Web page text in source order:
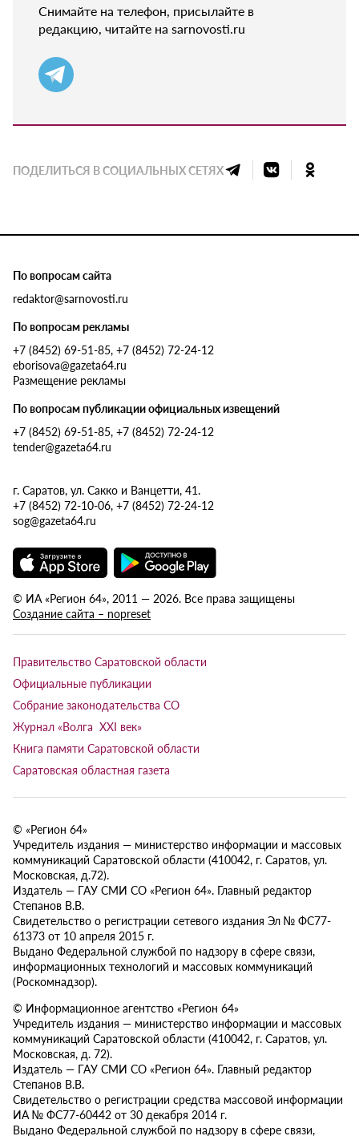
Снимайте на телефон, присылайте в
редакцию, читайте на sarnovosti.ru
ПОДЕЛИТЬСЯ В СОЦИАЛЬНЫХ СЕТЯХ
По вопросам сайта
redaktor@sarnovosti.ru
По вопросам рекламы
+7 (8452) 69-51-85, +7 (8452) 72-24-12
eborisova@gazeta64.ru
Размещение рекламы
По вопросам публикации официальных извещений
+7 (8452) 69-51-85, +7 (8452) 72-24-12
tender@gazeta64.ru
г. Саратов, ул. Сакко и Ванцетти, 41.
+7 (8452) 72-10-06, +7 (8452) 72-24-12
sog@gazeta64.ru
© ИА «Регион 64», 2011 — 2026. Все права защищены
Создание сайта – nopreset
Правительство Саратовской области
Официальные публикации
Собрание законодательства СО
Журнал «Волга XXI век»
Книга памяти Саратовской области
Саратовская областная газета
© «Регион 64»
Учредитель издания — министерство информации и массовых
коммуникаций Саратовской области (410042, г. Саратов, ул.
Московская, д.72).
Издатель — ГАУ СМИ СО «Регион 64». Главный редактор
Степанов В.В.
Свидетельство о регистрации сетевого издания Эл № ФС77-
61373 от 10 апреля 2015 г.
Выдано Федеральной службой по надзору в сфере связи,
информационных технологий и массовых коммуникаций
(Роскомнадзор).
© Информационное агентство «Регион 64»
Учредитель издания — министерство информации и массовых
коммуникаций Саратовской области (410042, г. Саратов, ул.
Московская, д. 72).
Издатель — ГАУ СМИ СО «Регион 64». Главный редактор
Степанов В.В.
Свидетельство о регистрации средства массовой информации
ИА № ФС77-60442 от 30 декабря 2014 г.
Выдано Федеральной службой по надзору в сфере связи,